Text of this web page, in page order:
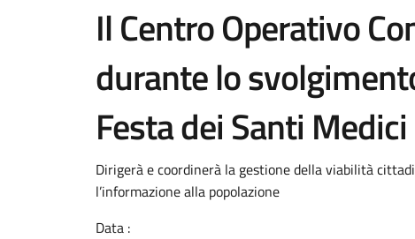
Il Centro Operativo
durante lo
Festa dei Santi Medici
Dirigerà e coordinerà la gestione della viabilità
l’informazione alla popolazione
Data :